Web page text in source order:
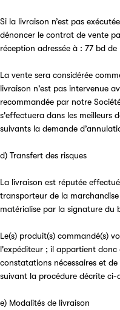
Si la livraison n’est pas
dénoncer le contrat de vente
réception adressée à : 77 bd
La vente sera considérée
livraison n'est pas intervenue
recommandée par notre
s'effectuera dans les meilleurs
suivants la demande
d) Transfert des risques
La livraison est réputée
transporteur de la
matérialise par la signature du
Le(s) produit(s) commandé(s)
l'expéditeur ; il appartient
constatations nécessaires et
suivant la procédure décrite ci-
e) Modalités de livraison